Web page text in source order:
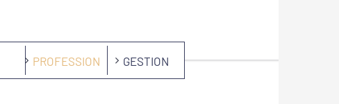
PROFESSION GESTION